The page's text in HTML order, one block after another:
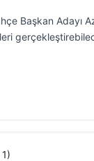
Başkan Adayı